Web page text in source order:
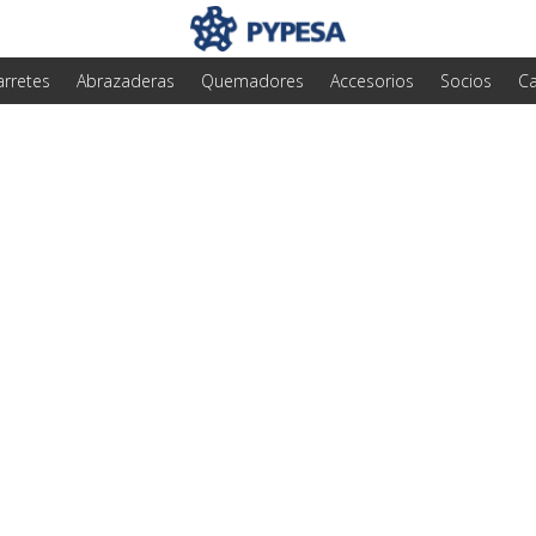
Abrazaderas Quemadores Accesorios Socios